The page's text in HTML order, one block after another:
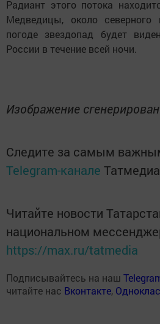
Радиант этого потока
Медведицы, около северного
погоде звездопад будет
России в течение всей ночи.
Изображение
Следите за самым
Telegram-канале Татмедиа
Читайте новости
национальном
https://max.ru/tatmedia
Подписывайтесь на наш
читайте нас Вконтакте,